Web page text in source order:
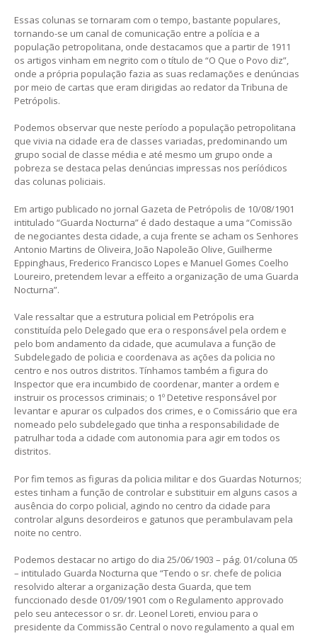
Essas colunas se tornaram com o tempo, bastante populares,
tornando-se um canal de comunicação entre a polícia e a
população petropolitana, onde destacamos que a partir de 1911
os artigos vinham em negrito com o título de “O Que o Povo diz”,
onde a própria população fazia as suas reclamações e denúncias
por meio de cartas que eram dirigidas ao redator da Tribuna de
Petrópolis.
Podemos observar que neste período a população petropolitana
que vivia na cidade era de classes variadas, predominando um
grupo social de classe média e até mesmo um grupo onde a
pobreza se destaca pelas denúncias impressas nos períódicos
das colunas policiais.
Em artigo publicado no jornal Gazeta de Petrópolis de 10/08/1901
intitulado “Guarda Nocturna” é dado destaque a uma “Comissão
de negociantes desta cidade, a cuja frente se acham os Senhores
Antonio Martins de Oliveira, João Napoleão Olive, Guilherme
Eppinghaus, Frederico Francisco Lopes e Manuel Gomes Coelho
Loureiro, pretendem levar a effeito a organização de uma Guarda
Nocturna”.
Vale ressaltar que a estrutura policial em Petrópolis era
constituída pelo Delegado que era o responsável pela ordem e
pelo bom andamento da cidade, que acumulava a função de
Subdelegado de policia e coordenava as ações da policia no
centro e nos outros distritos. Tínhamos também a figura do
Inspector que era incumbido de coordenar, manter a ordem e
instruir os processos criminais; o 1º Detetive responsável por
levantar e apurar os culpados dos crimes, e o Comissário que era
nomeado pelo subdelegado que tinha a responsabilidade de
patrulhar toda a cidade com autonomia para agir em todos os
distritos.
Por fim temos as figuras da policia militar e dos Guardas Noturnos;
estes tinham a função de controlar e substituir em alguns casos a
ausência do corpo policial, agindo no centro da cidade para
controlar alguns desordeiros e gatunos que perambulavam pela
noite no centro.
Podemos destacar no artigo do dia 25/06/1903 – pág. 01/coluna 05
– intitulado Guarda Nocturna que “Tendo o sr. chefe de policia
resolvido alterar a organização desta Guarda, que tem
funccionado desde 01/09/1901 com o Regulamento approvado
pelo seu antecessor o sr. dr. Leonel Loreti, enviou para o
presidente da Commissão Central o novo regulamento a qual em